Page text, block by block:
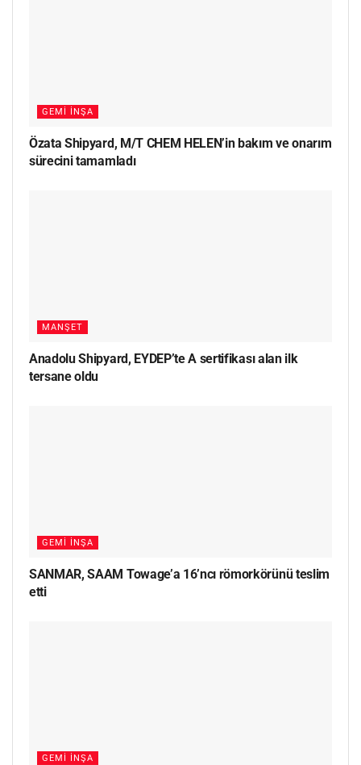
GEMI İNŞA
Özata Shipyard, M/T CHEM HELEN’in bakım ve onarım
sürecini tamamladı
MANŞET
Anadolu Shipyard, EYDEP’te A sertifikası alan ilk
tersane oldu
GEMI İNŞA
SANMAR, SAAM Towage’a 16’ncı römorkörünü teslim
etti
GEMI İNŞA